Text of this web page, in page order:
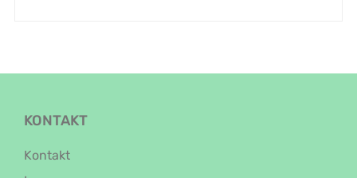
KONTAKT
Kontakt